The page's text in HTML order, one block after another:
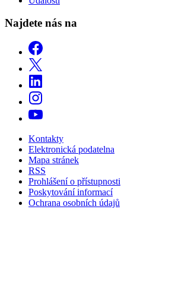
Najdete nás na
Kontakty
Elektronická podatelna
Mapa stránek
RSS
Prohlášení o přístupnosti
Poskytování informací
Ochrana osobních údajů